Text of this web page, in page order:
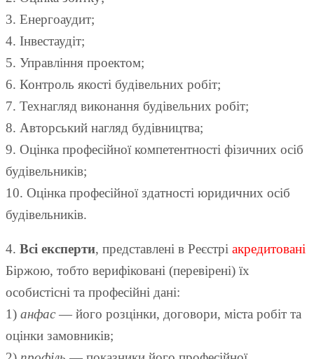
3. Енергоаудит;
4. Інвестаудіт;
5. Управління проектом;
6. Контроль якості будівельних робіт;
7. Технагляд виконання будівельних робіт;
8. Авторський нагляд будівництва;
9. Оцінка професійної компетентності фізичних осіб
будівельників;
10. Оцінка професійної здатності юридичних осіб
будівельників.
4. Всі експерти, представлені в Реєстрі акредитовані
Біржою, тобто верифіковані (перевірені) їх
особистісні та професійні дані:
1) анфас — його розцінки, договори, міста робіт та
оцінки замовників;